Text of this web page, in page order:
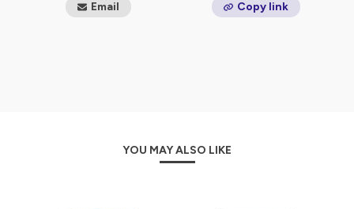
pour plus d'informations.
Email Copy link
YOU MAY ALSO LIKE